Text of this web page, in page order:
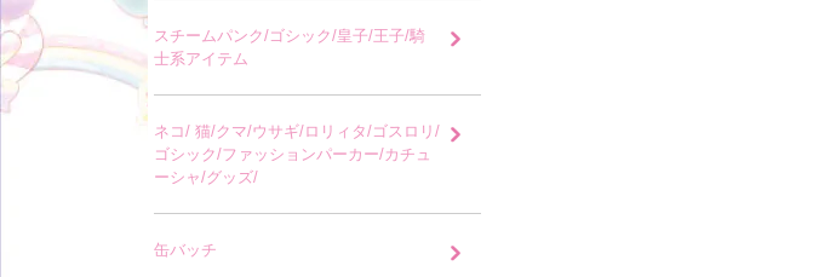
スチームパンク/ゴシック/皇子/王子/騎
士系アイテム
ネコ/ 猫/クマ/ウサギ/ロリィタ/ゴスロリ/
ゴシック/ファッションパーカー/カチュ
ーシャ/グッズ/
缶バッチ